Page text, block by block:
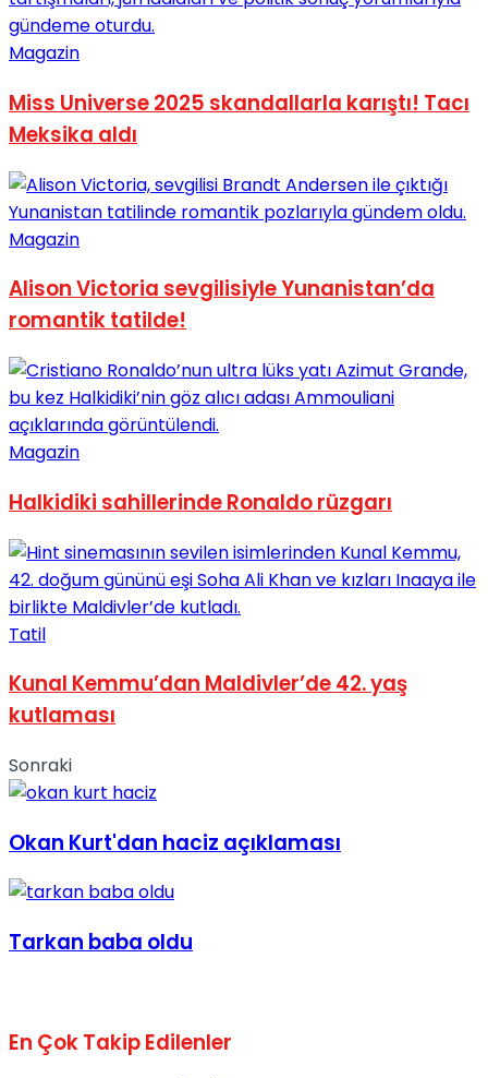
No Result
View All Result
Magazin
Miss Universe 2025 skandallarla karıştı! Tacı
Meksika aldı
Magazin
Alison Victoria sevgilisiyle Yunanistan’da
romantik tatilde!
Magazin
Halkidiki sahillerinde Ronaldo rüzgarı
Tatil
Kunal Kemmu’dan Maldivler’de 42. yaş
kutlaması
Sonraki
Okan Kurt'dan haciz açıklaması
Tarkan baba oldu
En Çok Takip Edilenler